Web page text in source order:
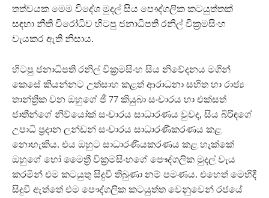
තත්වයක මෙම විදේශ මුදල් සිය පෞද්ගලික කටයුත්තක්
සඳහා නීති විරෝධිව හිටපු ජනාධිපති රනිල් වික්‍රමසිංහ
වැයකර ඇති නිසාය.
හිටපු ජනාධිපති රනිල් වික්‍රමසිංහ සිය නිවේදනය මගින්
කෙසේ කියන්නට උත්සාහ කළත් ආරාධනා සහිත හා රාජ්‍ය
තාන්ත්‍රික වන ඔහුගේ ජී 77 කියුබා සංචාරය හා එක්සත්
ජාතීන්ගේ නිව්යෝක් සංචාරය සාධාරණය වුවද, සිය බිරිඳගේ
උපාධි ප්‍රදාන ලන්ඩන් සංචාරය සාධාරණීකරණය කළ
නොහැකිය. එය ඔහුට සාධාරණීයකරණය කළ හැක්කේ
ඔහුගේ හෝ මෛත්‍රී වික්‍රමසිංහගේ පෞද්ගලික මුදල් වැය
කරමින් එම කටයුතු සිදුවී තිබුණා නම් පමණය. එහෙත් මෙහිදී
සිදුවී ඇත්තේ එම පෞද්ගලික කටයුත්ත වෙනුවෙන් රජයේ